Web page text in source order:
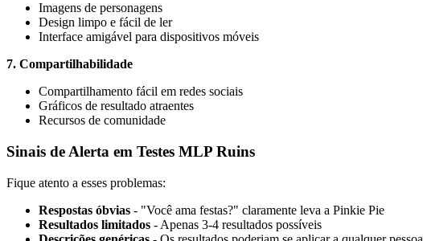
Imagens de personagens
Design limpo e fácil de ler
Interface amigável para dispositivos móveis
7. Compartilhabilidade
Compartilhamento fácil em redes sociais
Gráficos de resultado atraentes
Recursos de comunidade
Sinais de Alerta em Testes MLP Ruins
Fique atento a esses problemas:
Respostas óbvias - "Você ama festas?" claramente leva a Pinkie Pie
Resultados limitados - Apenas 3-4 resultados possíveis